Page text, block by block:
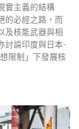
實主義的結構
的必經之路，而
及核能武器與相
討論印度與日本-
限制」下發展核